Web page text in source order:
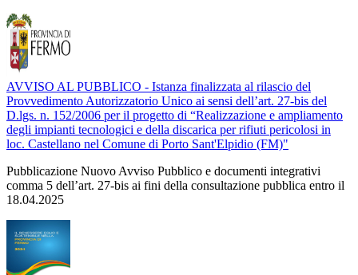
AVVISO AL PUBBLICO - Istanza finalizzata al rilascio del
Provvedimento Autorizzatorio Unico ai sensi dell’art. 27-bis del
D.lgs. n. 152/2006 per il progetto di “Realizzazione e ampliamento
degli impianti tecnologici e della discarica per rifiuti pericolosi in
loc. Castellano nel Comune di Porto Sant'Elpidio (FM)"
Pubblicazione Nuovo Avviso Pubblico e documenti integrativi
comma 5 dell’art. 27-bis ai fini della consultazione pubblica entro il
18.04.2025